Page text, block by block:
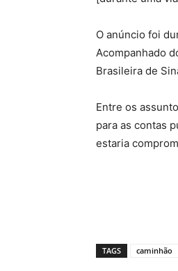
O anúncio foi
Acompanhado
Brasileira de
Entre os
para as contas
estaria
TAGS caminhão